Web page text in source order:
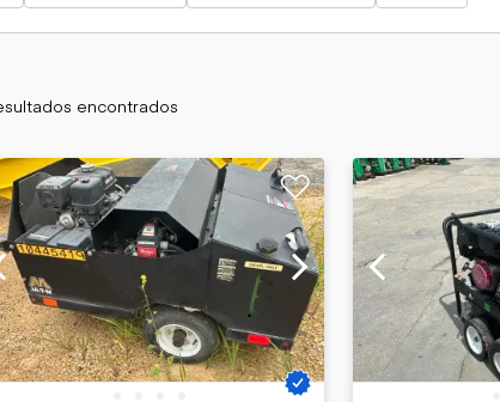
elevadoras
Ascensores
tierra
Retroexcavadoras
Topadoras
Cargadoras
compactas sobre
orugas
Excavadoras
Motoniveladoras
Minicargadoras
carreteras
energía
Generadores
Trailers
Remolques
volcados
Remolques de
encontrados